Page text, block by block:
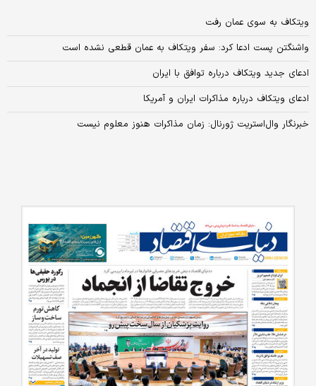
ویتکاف به سوی عمان رفت
واشنگتن پست ادعا کرد: سفر ویتکاف به عمان قطعی نشده است
ادعای جدید ویتکاف درباره توافق با ایران
ادعای ویتکاف درباره مذاکرات ایران و آمریکا
خبرنگار وال‌استریت ژورنال: زمان مذاکرات هنوز معلوم نیست